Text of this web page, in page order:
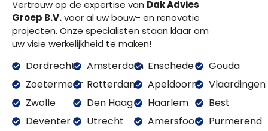
Vertrouw op de expertise van Dak Advies
Groep B.V.voor al uw bouw- en renovatie
projecten. Onze specialisten staan klaar om
uw visie werkelijkheid te maken!
Dordrecht
Zoetermeer
Zwolle
Deventer
Amsterdam
Rotterdam
Den Haag
Utrecht
Enschede
Apeldoorn
Haarlem
Amersfoort
Gouda
Vlaardingen
Best
Purmerend